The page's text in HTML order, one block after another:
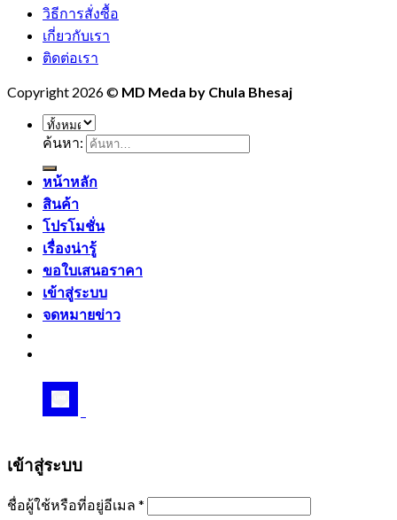
วิธีการสั่งซื้อ
เกี่ยวกับเรา
ติดต่อเรา
Copyright 2026 © MD Meda by Chula Bhesaj
ค้นหา:
หน้าหลัก
สินค้า
โปรโมชั่น
เรื่องน่ารู้
ขอใบเสนอราคา
เข้าสู่ระบบ
จดหมายข่าว
เข้าสู่ระบบ
ชื่อผู้ใช้หรือที่อยู่อีเมล *